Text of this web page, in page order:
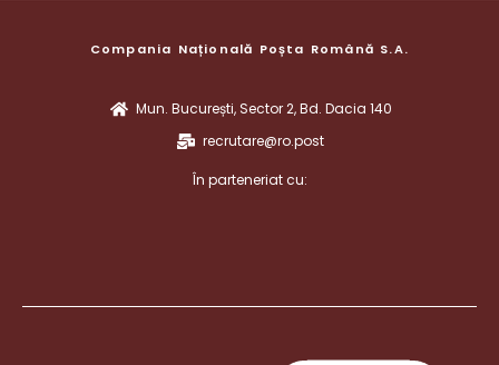
Compania Națională Poșta Română S.A.
Mun. București, Sector 2, Bd. Dacia 140
recrutare@ro.post
În parteneriat cu: